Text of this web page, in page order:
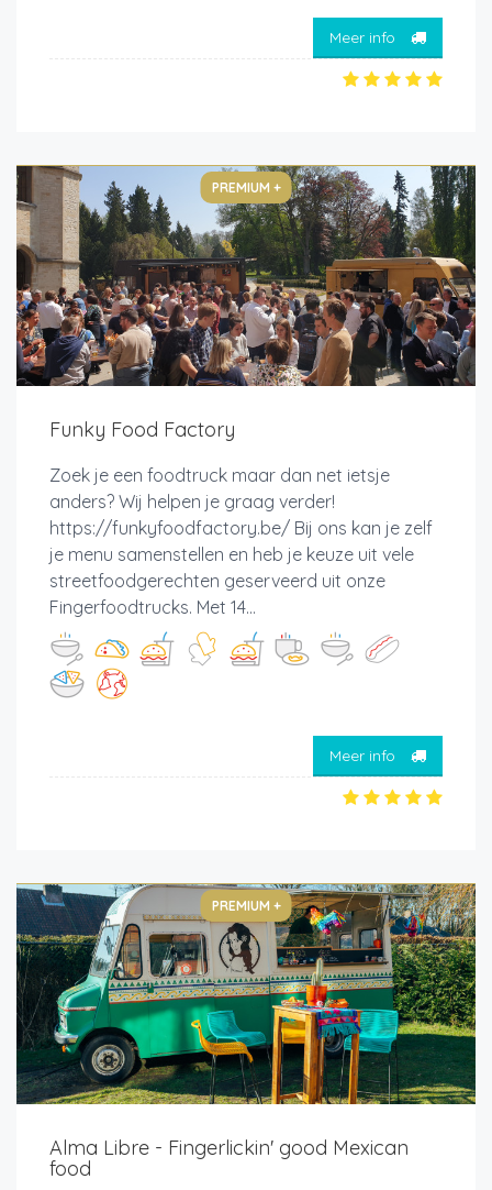
Meer info
PREMIUM +
Funky Food Factory
Zoek je een foodtruck maar dan net ietsje
anders? Wij helpen je graag verder!
https://funkyfoodfactory.be/ Bij ons kan je zelf
je menu samenstellen en heb je keuze uit vele
streetfoodgerechten geserveerd uit onze
Fingerfoodtrucks. Met 14...
Meer info
PREMIUM +
Alma Libre - Fingerlickin' good Mexican
food